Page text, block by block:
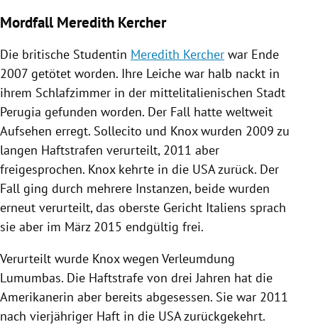
Mordfall Meredith Kercher
Die britische Studentin Meredith Kercher war Ende
2007 getötet worden. Ihre Leiche war halb nackt in
ihrem Schlafzimmer in der mittelitalienischen Stadt
Perugia gefunden worden. Der Fall hatte weltweit
Aufsehen erregt. Sollecito und Knoxwurden 2009 zu
langen Haftstrafen verurteilt, 2011 aber
freigesprochen. Knoxkehrte in die USAzurück. Der
Fall ging durch mehrere Instanzen, beide wurden
erneut verurteilt, das oberste Gericht Italiens sprach
sie aber im März 2015 endgültig frei.
Verurteilt wurde Knoxwegen Verleumdung
Lumumbas. Die Haftstrafe von drei Jahren hat die
Amerikanerin aber bereits abgesessen. Sie war 2011
nach vierjähriger Haft in die USAzurückgekehrt.